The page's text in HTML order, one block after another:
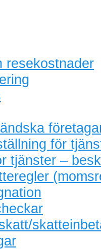
resekostnader
för
tjänster –